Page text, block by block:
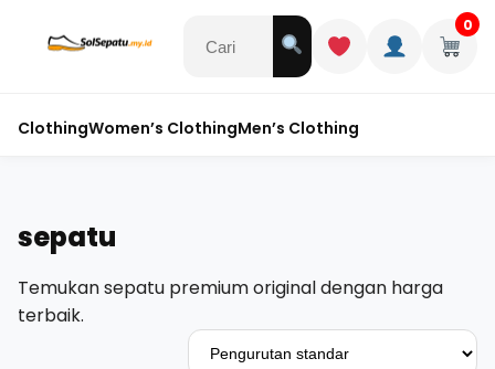
0
ClothingWomen’s ClothingMen’s Clothing
sepatu
Temukan sepatu premium original dengan harga
terbaik.